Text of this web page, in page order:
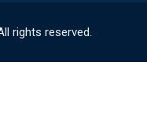
rights reserved.